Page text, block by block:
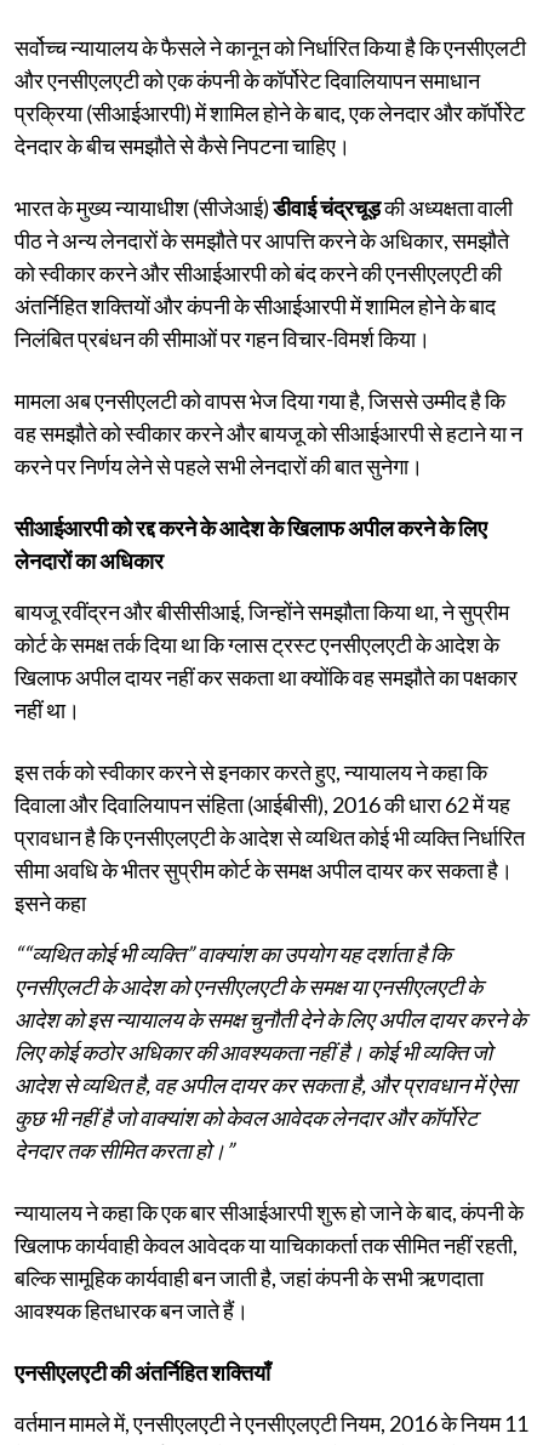
सर्वोच्च न्यायालय के फैसले ने कानून को निर्धारित किया है कि एनसीएलटी
और एनसीएलएटी को एक कंपनी के कॉर्पोरेट दिवालियापन समाधान
प्रक्रिया (सीआईआरपी) में शामिल होने के बाद, एक लेनदार और कॉर्पोरेट
देनदार के बीच समझौते से कैसे निपटना चाहिए।
भारत के मुख्य न्यायाधीश (सीजेआई)डीवाई चंद्रचूड़की अध्यक्षता वाली
पीठ ने अन्य लेनदारों के समझौते पर आपत्ति करने के अधिकार, समझौते
को स्वीकार करने और सीआईआरपी को बंद करने की एनसीएलएटी की
अंतर्निहित शक्तियों और कंपनी के सीआईआरपी में शामिल होने के बाद
निलंबित प्रबंधन की सीमाओं पर गहन विचार-विमर्श किया।
मामला अब एनसीएलटी को वापस भेज दिया गया है, जिससे उम्मीद है कि
वह समझौते को स्वीकार करने और बायजू को सीआईआरपी से हटाने या न
करने पर निर्णय लेने से पहले सभी लेनदारों की बात सुनेगा।
सीआईआरपी को रद्द करने के आदेश के खिलाफ अपील करने के लिए
लेनदारों का अधिकार
बायजू रवींद्रन और बीसीसीआई, जिन्होंने समझौता किया था, ने सुप्रीम
कोर्ट के समक्ष तर्क दिया था कि ग्लास ट्रस्ट एनसीएलएटी के आदेश के
खिलाफ अपील दायर नहीं कर सकता था क्योंकि वह समझौते का पक्षकार
नहीं था।
इस तर्क को स्वीकार करने से इनकार करते हुए, न्यायालय ने कहा कि
दिवाला और दिवालियापन संहिता (आईबीसी), 2016 की धारा 62 में यह
प्रावधान है कि एनसीएलएटी के आदेश से व्यथित कोई भी व्यक्ति निर्धारित
सीमा अवधि के भीतर सुप्रीम कोर्ट के समक्ष अपील दायर कर सकता है।
इसने कहा
““व्यथित कोई भी व्यक्ति” वाक्यांश का उपयोग यह दर्शाता है कि
एनसीएलटी के आदेश को एनसीएलएटी के समक्ष या एनसीएलएटी के
आदेश को इस न्यायालय के समक्ष चुनौती देने के लिए अपील दायर करने के
लिए कोई कठोर अधिकार की आवश्यकता नहीं है। कोई भी व्यक्ति जो
आदेश से व्यथित है, वह अपील दायर कर सकता है, और प्रावधान में ऐसा
कुछ भी नहीं है जो वाक्यांश को केवल आवेदक लेनदार और कॉर्पोरेट
देनदार तक सीमित करता हो।”
न्यायालय ने कहा कि एक बार सीआईआरपी शुरू हो जाने के बाद, कंपनी के
खिलाफ कार्यवाही केवल आवेदक या याचिकाकर्ता तक सीमित नहीं रहती,
बल्कि सामूहिक कार्यवाही बन जाती है, जहां कंपनी के सभी ऋणदाता
आवश्यक हितधारक बन जाते हैं।
एनसीएलएटी की अंतर्निहित शक्तियाँ
वर्तमान मामले में, एनसीएलएटी ने एनसीएलएटी नियम, 2016 के नियम 11